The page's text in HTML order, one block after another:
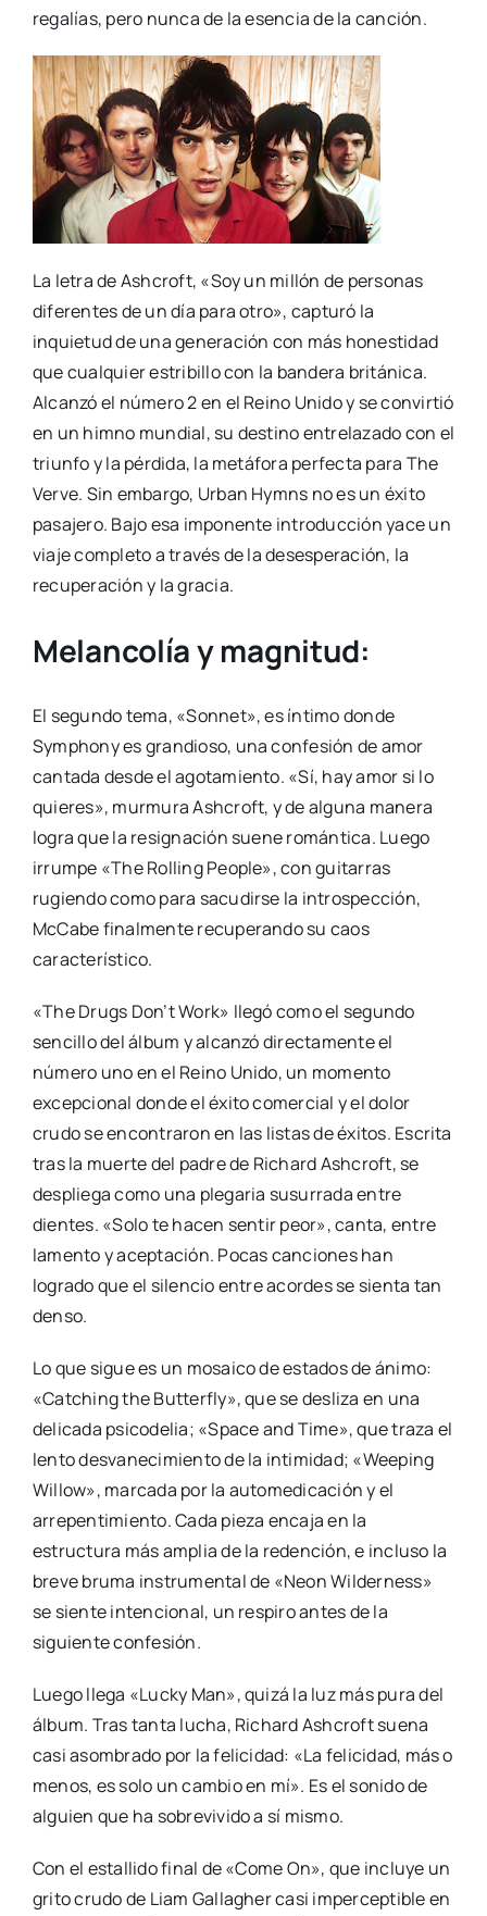
regalías, pero nunca de la esencia de la canción.
La letra de Ashcroft, «Soy un millón de personas
diferentes de un día para otro», capturó la
inquietud de una generación con más honestidad
que cualquier estribillo con la bandera británica.
Alcanzó el número 2 en el Reino Unido y se convirtió
en un himno mundial, su destino entrelazado con el
triunfo y la pérdida, la metáfora perfecta para The
Verve. Sin embargo, Urban Hymns no es un éxito
pasajero. Bajo esa imponente introducción yace un
viaje completo a través de la desesperación, la
recuperación y la gracia.
Melancolía y magnitud:
El segundo tema, «Sonnet», es íntimo donde
Symphony es grandioso, una confesión de amor
cantada desde el agotamiento. «Sí, hay amor si lo
quieres», murmura Ashcroft, y de alguna manera
logra que la resignación suene romántica. Luego
irrumpe «The Rolling People», con guitarras
rugiendo como para sacudirse la introspección,
McCabe finalmente recuperando su caos
característico.
«The Drugs Don’t Work» llegó como el segundo
sencillo del álbum y alcanzó directamente el
número uno en el Reino Unido, un momento
excepcional donde el éxito comercial y el dolor
crudo se encontraron en las listas de éxitos. Escrita
tras la muerte del padre de Richard Ashcroft, se
despliega como una plegaria susurrada entre
dientes. «Solo te hacen sentir peor», canta, entre
lamento y aceptación. Pocas canciones han
logrado que el silencio entre acordes se sienta tan
denso.
Lo que sigue es un mosaico de estados de ánimo:
«Catching the Butterfly», que se desliza en una
delicada psicodelia; «Space and Time», que traza el
lento desvanecimiento de la intimidad; «Weeping
Willow», marcada por la automedicación y el
arrepentimiento. Cada pieza encaja en la
estructura más amplia de la redención, e incluso la
breve bruma instrumental de «Neon Wilderness»
se siente intencional, un respiro antes de la
siguiente confesión.
Luego llega «Lucky Man», quizá la luz más pura del
álbum. Tras tanta lucha, Richard Ashcroft suena
casi asombrado por la felicidad: «La felicidad, más o
menos, es solo un cambio en mí». Es el sonido de
alguien que ha sobrevivido a sí mismo.
Con el estallido final de «Come On», que incluye un
grito crudo de Liam Gallagher casi imperceptible en